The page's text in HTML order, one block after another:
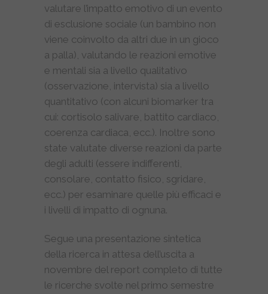
valutare l’impatto emotivo di un evento
di esclusione sociale (un bambino non
viene coinvolto da altri due in un gioco
a palla), valutando le reazioni emotive
e mentali sia a livello qualitativo
(osservazione, intervista) sia a livello
quantitativo (con alcuni biomarker tra
cui: cortisolo salivare, battito cardiaco,
coerenza cardiaca, ecc.). Inoltre sono
state valutate diverse reazioni da parte
degli adulti (essere indifferenti,
consolare, contatto fisico, sgridare,
ecc.) per esaminare quelle più efficaci e
i livelli di impatto di ognuna.
Segue una presentazione sintetica
della ricerca in attesa dell’uscita a
novembre del report completo di tutte
le ricerche svolte nel primo semestre